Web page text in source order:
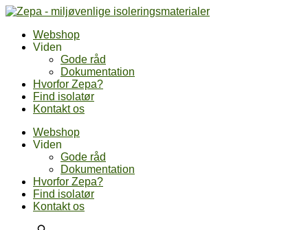
Skip
contentWebshop
Viden
Gode råd
Dokumentation
Hvorfor Zepa?
Find isolatør
Kontakt os
Webshop
Viden
Gode råd
Dokumentation
Hvorfor Zepa?
Find isolatør
Kontakt os